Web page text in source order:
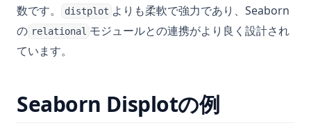
数です。
distplot よりも柔軟で強力であり、Seaborn
の relational モジュールとの連携がより良く設計され
ています。
Seaborn Displotの例